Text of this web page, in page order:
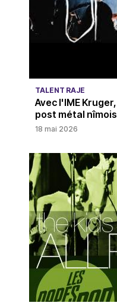
TALENT RAJE
Avec l'IME
post métal
18 mai 2026